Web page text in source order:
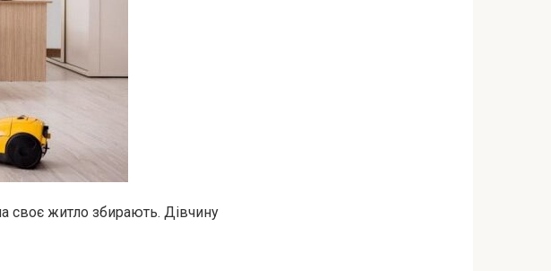
своє житло збирають. Дівчину